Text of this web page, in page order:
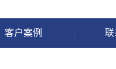
客户案例 联